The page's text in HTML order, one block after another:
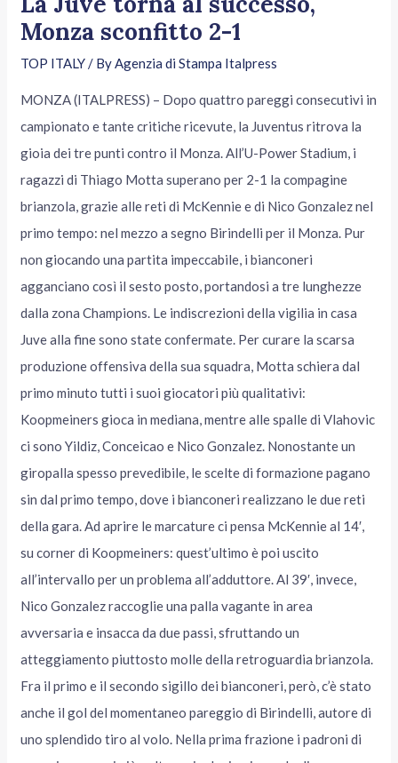
Monza sconfitto 2-1
TOP ITALY / By Agenzia di Stampa Italpress
MONZA (ITALPRESS) – Dopo quattro pareggi consecutivi in
campionato e tante critiche ricevute, la Juventus ritrova la
gioia dei tre punti contro il Monza. All’U-Power Stadium, i
ragazzi di Thiago Motta superano per 2-1 la compagine
brianzola, grazie alle reti di McKennie e di Nico Gonzalez nel
primo tempo: nel mezzo a segno Birindelli per il Monza. Pur
non giocando una partita impeccabile, i bianconeri
agganciano così il sesto posto, portandosi a tre lunghezze
dalla zona Champions. Le indiscrezioni della vigilia in casa
Juve alla fine sono state confermate. Per curare la scarsa
produzione offensiva della sua squadra, Motta schiera dal
primo minuto tutti i suoi giocatori più qualitativi:
Koopmeiners gioca in mediana, mentre alle spalle di Vlahovic
ci sono Yildiz, Conceicao e Nico Gonzalez. Nonostante un
giropalla spesso prevedibile, le scelte di formazione pagano
sin dal primo tempo, dove i bianconeri realizzano le due reti
della gara. Ad aprire le marcature ci pensa McKennie al 14′,
su corner di Koopmeiners: quest’ultimo è poi uscito
all’intervallo per un problema all’adduttore. Al 39′, invece,
Nico Gonzalez raccoglie una palla vagante in area
avversaria e insacca da due passi, sfruttando un
atteggiamento piuttosto molle della retroguardia brianzola.
Fra il primo e il secondo sigillo dei bianconeri, però, c’è stato
anche il gol del momentaneo pareggio di Birindelli, autore di
uno splendido tiro al volo. Nella prima frazione i padroni di